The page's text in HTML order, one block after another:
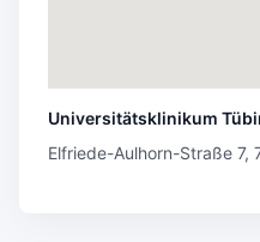
Universitätsklinikum
Elfriede-Aulhorn-Straße 7,